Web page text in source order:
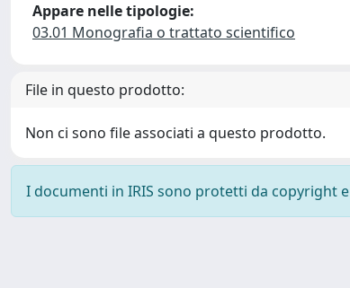
Appare nelle tipologie:
03.01 Monografia o trattato scientifico
File in questo prodotto:
Non ci sono file associati a questo prodotto.
I documenti in IRIS sono protetti da copyright